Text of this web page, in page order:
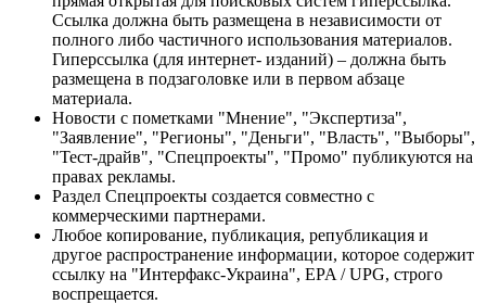
Ссылка должна быть размещена в независимости от
полного либо частичного использования материалов.
Гиперссылка (для интернет- изданий) – должна быть
размещена в подзаголовке или в первом абзаце
материала.
Новости с пометками "Мнение", "Экспертиза",
"Заявление", "Регионы", "Деньги", "Власть", "Выборы",
"Тест-драйв", "Спецпроекты", "Промо" публикуются на
правах рекламы.
Раздел Спецпроекты создается совместно с
коммерческими партнерами.
Любое копирование, публикация, републикация и
другое распространение информации, которое содержит
ссылку на "Интерфакс-Украина", EPA / UPG, строго
воспрещается.